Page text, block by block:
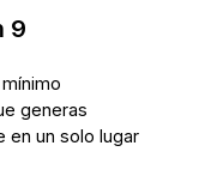
9
generas
en un solo lugar